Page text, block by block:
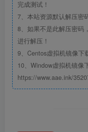
完成测试！
7、本站资源默认解压密
8、如果不是此解压密码
进行解压！
9、Centos虚拟机镜像下
10、Window虚拟机镜像
https://www.aae.ink/